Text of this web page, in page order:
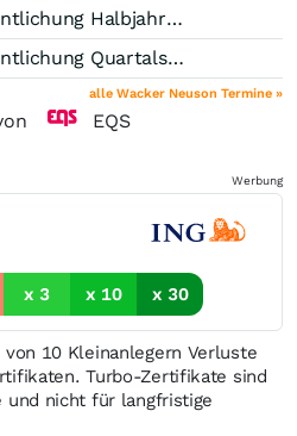
Veröffentlichung Halbjahresfinanzbericht
Veröffentlichung Quartalsmitteilung (Stichtag Q3)
alle Wacker Neuson Termine »
EQS
Werbung
x 3 x 10 x 30
10 Kleinanlegern Verluste
Turbo-Zertifikate sind
und nicht für langfristige